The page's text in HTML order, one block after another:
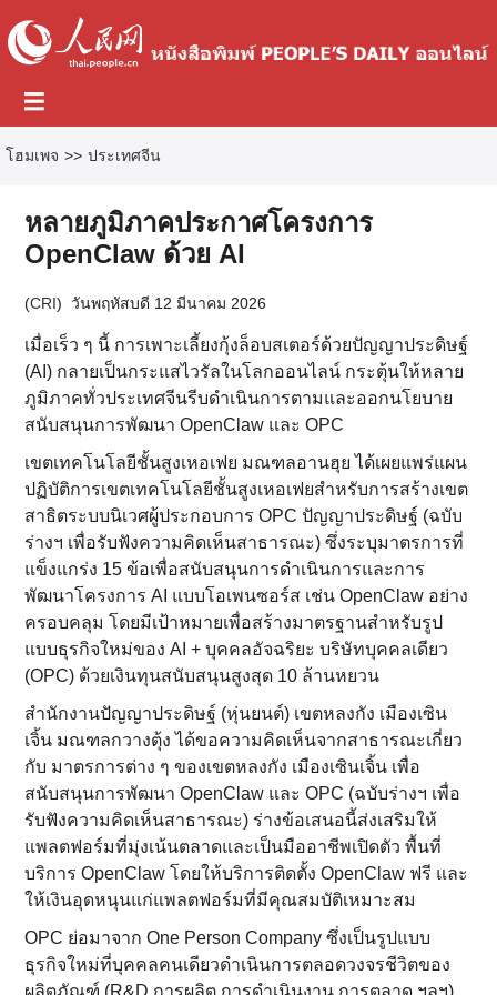
โฮมเพจ >> ประเทศจีน
หลายภูมิภาคประกาศโครงการ
OpenClaw ด้วย AI
(CRI) วันพฤหัสบดี 12 มีนาคม 2026
เมื่อเร็ว ๆ นี้ การเพาะเลี้ยงกุ้งล็อบสเตอร์ด้วยปัญญาประดิษฐ์
(AI) กลายเป็นกระแสไวรัลในโลกออนไลน์ กระตุ้นให้หลาย
ภูมิภาคทั่วประเทศจีนรีบดำเนินการตามและออกนโยบาย
สนับสนุนการพัฒนา OpenClaw และ OPC
เขตเทคโนโลยีชั้นสูงเหอเฟย มณฑลอานฮุย ได้เผยแพร่แผน
ปฏิบัติการเขตเทคโนโลยีชั้นสูงเหอเฟยสำหรับการสร้างเขต
สาธิตระบบนิเวศผู้ประกอบการ OPC ปัญญาประดิษฐ์ (ฉบับ
ร่างฯ เพื่อรับฟังความคิดเห็นสาธารณะ) ซึ่งระบุมาตรการที่
แข็งแกร่ง 15 ข้อเพื่อสนับสนุนการดำเนินการและการ
พัฒนาโครงการ AI แบบโอเพนซอร์ส เช่น OpenClaw อย่าง
ครอบคลุม โดยมีเป้าหมายเพื่อสร้างมาตรฐานสำหรับรูป
แบบธุรกิจใหม่ของ AI + บุคคลอัจฉริยะ บริษัทบุคคลเดียว
(OPC) ด้วยเงินทุนสนับสนุนสูงสุด 10 ล้านหยวน
สำนักงานปัญญาประดิษฐ์ (หุ่นยนต์) เขตหลงกัง เมืองเซิน
เจิ้น มณฑลกวางตุ้ง ได้ขอความคิดเห็นจากสาธารณะเกี่ยว
กับ มาตรการต่าง ๆ ของเขตหลงกัง เมืองเซินเจิ้น เพื่อ
สนับสนุนการพัฒนา OpenClaw และ OPC (ฉบับร่างฯ เพื่อ
รับฟังความคิดเห็นสาธารณะ) ร่างข้อเสนอนี้ส่งเสริมให้
แพลตฟอร์มที่มุ่งเน้นตลาดและเป็นมืออาชีพเปิดตัว พื้นที่
บริการ OpenClaw โดยให้บริการติดตั้ง OpenClaw ฟรี และ
ให้เงินอุดหนุนแก่แพลตฟอร์มที่มีคุณสมบัติเหมาะสม
OPC ย่อมาจาก One Person Company ซึ่งเป็นรูปแบบ
ธุรกิจใหม่ที่บุคคลคนเดียวดำเนินการตลอดวงจรชีวิตของ
ผลิตภัณฑ์ (R&D การผลิต การดำเนินงาน การตลาด ฯลฯ)